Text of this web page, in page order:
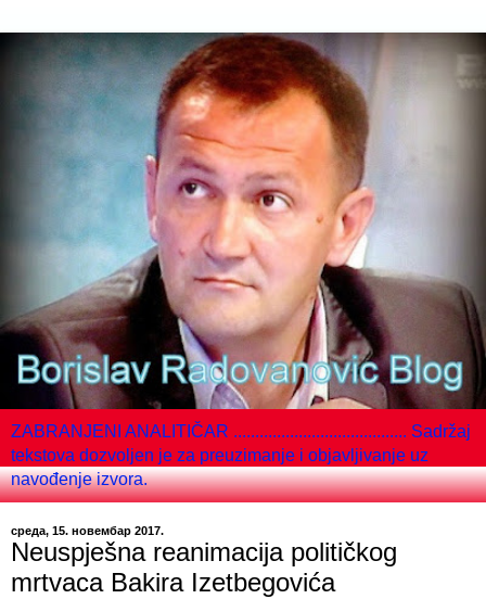
ZABRANJENI ANALITIČAR ........................................ Sadržaj
tekstova dozvoljen je za preuzimanje i objavljivanje uz
navođenje izvora.
среда, 15. новембар 2017.
Neuspješna reanimacija političkog
mrtvaca Bakira Izetbegovića